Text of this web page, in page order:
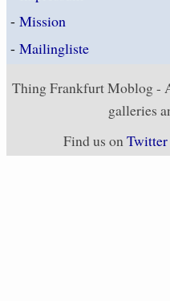
- Mission
- Mailingliste
Thing Frankfurt Moblog -
galleries
Find us onTwitter